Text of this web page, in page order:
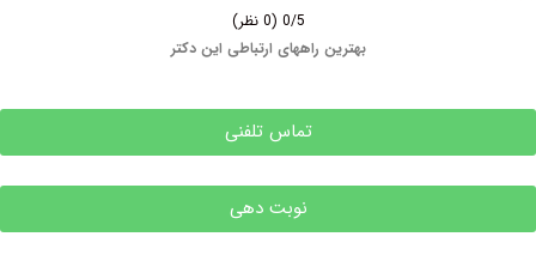
بهترین راههای ارتباطی این دکتر
تماس تلفنی
نوبت دهی